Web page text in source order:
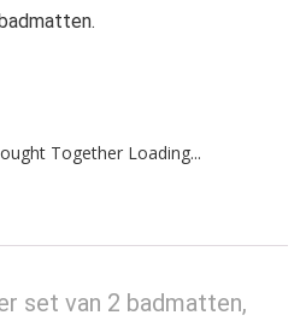
Together Loading...
set van 2 badmatten,